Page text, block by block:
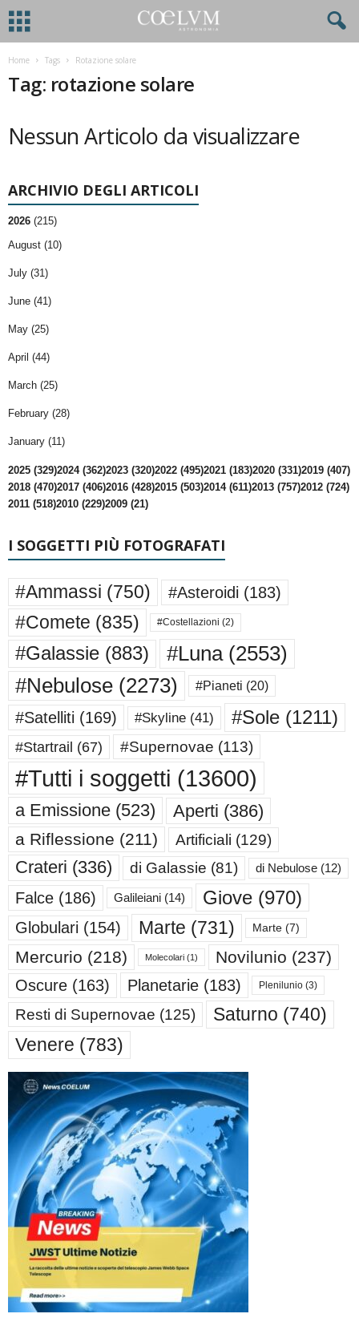
Home Tags Rotazione solare
Tag: rotazione solare
Nessun Articolo da visualizzare
ARCHIVIO DEGLI ARTICOLI
2026 (215)
August (10)
July (31)
June (41)
May (25)
April (44)
March (25)
February (28)
January (11)
2025 (329)2024 (362)2023 (320)2022 (495)2021 (183)2020 (331)2019 (407)
2018 (470)2017 (406)2016 (428)2015 (503)2014 (611)2013 (757)2012 (724)
2011 (518)2010 (229)2009 (21)
I SOGGETTI PIÙ FOTOGRAFATI
#Ammassi (750) #Asteroidi (183)
#Comete (835) #Costellazioni (2)
#Galassie (883) #Luna(2553)
#Nebulose (2273) #Pianeti (20)
#Satelliti (169) #Skyline (41) #Sole (1211)
#Startrail (67) #Supernovae (113)
#Tutti i soggetti (13600)
a Emissione (523) Aperti (386)
a Riflessione (211) Artificiali (129)
Crateri (336) di Galassie (81) di Nebulose (12)
Falce (186) Galileiani (14) Giove (970)
Globulari (154) Marte (731) Marte (7)
Mercurio (218) Molecolari (1) Novilunio (237)
Oscure (163) Planetarie (183) Plenilunio (3)
Resti di Supernovae (125) Saturno (740)
Venere (783)